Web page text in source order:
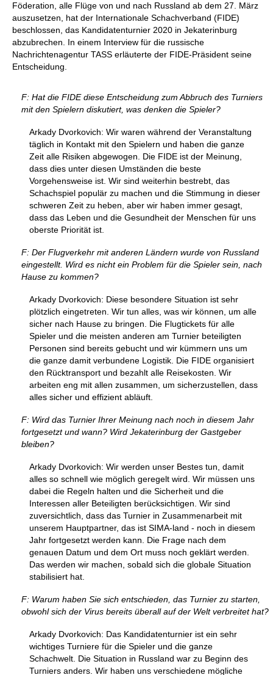
Föderation, alle Flüge von und nach Russland ab dem 27. März
auszusetzen, hat der Internationale Schachverband (FIDE)
beschlossen, das Kandidatenturnier 2020 in Jekaterinburg
abzubrechen. In einem Interview für die russische
Nachrichtenagentur TASS erläuterte der FIDE-Präsident seine
Entscheidung.
F: Hat die FIDE diese Entscheidung zum Abbruch des Turniers
mit den Spielern diskutiert, was denken die Spieler?
Arkady Dvorkovich: Wir waren während der Veranstaltung
täglich in Kontakt mit den Spielern und haben die ganze
Zeit alle Risiken abgewogen. Die FIDE ist der Meinung,
dass dies unter diesen Umständen die beste
Vorgehensweise ist. Wir sind weiterhin bestrebt, das
Schachspiel populär zu machen und die Stimmung in dieser
schweren Zeit zu heben, aber wir haben immer gesagt,
dass das Leben und die Gesundheit der Menschen für uns
oberste Priorität ist.
F: Der Flugverkehr mit anderen Ländern wurde von Russland
eingestellt. Wird es nicht ein Problem für die Spieler sein, nach
Hause zu kommen?
Arkady Dvorkovich: Diese besondere Situation ist sehr
plötzlich eingetreten. Wir tun alles, was wir können, um alle
sicher nach Hause zu bringen. Die Flugtickets für alle
Spieler und die meisten anderen am Turnier beteiligten
Personen sind bereits gebucht und wir kümmern uns um
die ganze damit verbundene Logistik. Die FIDE organisiert
den Rücktransport und bezahlt alle Reisekosten. Wir
arbeiten eng mit allen zusammen, um sicherzustellen, dass
alles sicher und effizient abläuft.
F: Wird das Turnier Ihrer Meinung nach noch in diesem Jahr
fortgesetzt und wann? Wird Jekaterinburg der Gastgeber
bleiben?
Arkady Dvorkovich: Wir werden unser Bestes tun, damit
alles so schnell wie möglich geregelt wird. Wir müssen uns
dabei die Regeln halten und die Sicherheit und die
Interessen aller Beteiligten berücksichtigen. Wir sind
zuversichtlich, dass das Turnier in Zusammenarbeit mit
unserem Hauptpartner, das ist SIMA-land - noch in diesem
Jahr fortgesetzt werden kann. Die Frage nach dem
genauen Datum und dem Ort muss noch geklärt werden.
Das werden wir machen, sobald sich die globale Situation
stabilisiert hat.
F: Warum haben Sie sich entschieden, das Turnier zu starten,
obwohl sich der Virus bereits überall auf der Welt verbreitet hat?
Arkady Dvorkovich: Das Kandidatenturnier ist ein sehr
wichtiges Turniere für die Spieler und die ganze
Schachwelt. Die Situation in Russland war zu Beginn des
Turniers anders. Wir haben uns verschiedene mögliche